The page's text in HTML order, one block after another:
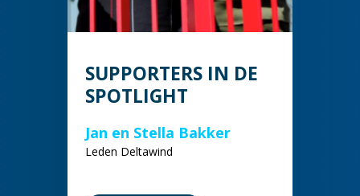
SUPPORTERS IN DE
SPOTLIGHT
Jan en Stella Bakker
Leden Deltawind